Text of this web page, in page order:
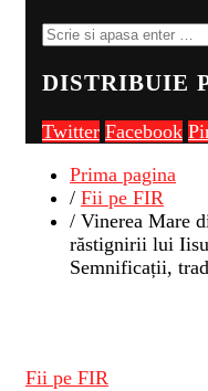
DISTRIBUIE
Twitter Facebook
Prima pagina
/ Fii pe FIR
/ Vinerea Mare
răstignirii lui
Semnificații,
Fii pe FIR